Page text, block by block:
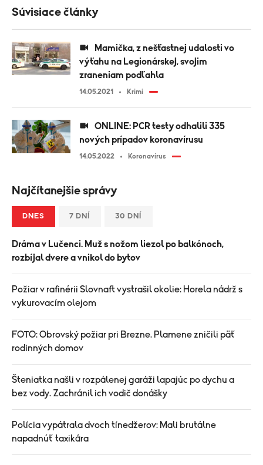
Súvisiace články
výťahu na Legionárskej, svojim
zraneniam podľahla
14.05.2021 Krimi
nových prípadov koronavírusu
14.05.2022 Koronavírus
Najčítanejšie správy
DNES 7 DNÍ 30 DNÍ
Dráma v Lučenci. Muž s nožom liezol po balkónoch,
rozbíjal dvere a vnikol do bytov
Požiar v rafinérii Slovnaft vystrašil okolie: Horela nádrž s
vykurovacím olejom
FOTO: Obrovský požiar pri Brezne. Plamene zničili päť
rodinných domov
Šteniatka našli v rozpálenej garáži lapajúc po dychu a
bez vody. Zachránil ich vodič donášky
Polícia vypátrala dvoch tínedžerov: Mali brutálne
napadnúť taxikára